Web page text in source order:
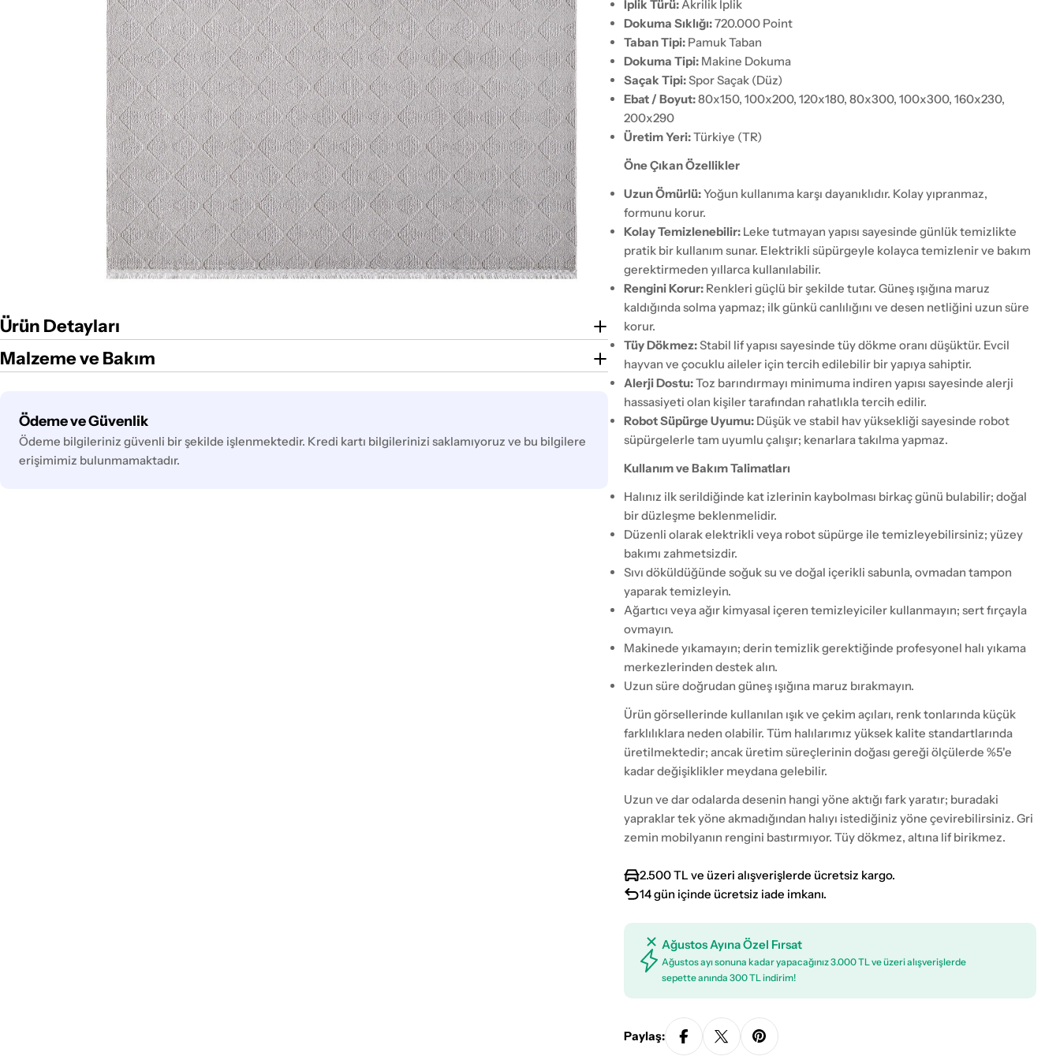
Ürün Detayları
Malzeme ve Bakım
Ödeme ve Güvenlik
Ödeme
yöntemleri
Ödeme bilgileriniz güvenli bir şekilde işlenmektedir. Kredi kartı bilgilerinizi saklamıyoruz ve bu bilgilere
erişimimiz bulunmamaktadır.
İplik Türü:Akrilik İplik
Dokuma Sıklığı:720.000 Point
Taban Tipi: Pamuk Taban
Dokuma Tipi: Makine Dokuma
Saçak Tipi:Spor Saçak (Düz)
Ebat / Boyut:80x150, 100x200, 120x180, 80x300, 100x300, 160x230,
200x290
Üretim Yeri:Türkiye (TR)
Öne Çıkan Özellikler
Uzun Ömürlü:Yoğun kullanıma karşı dayanıklıdır. Kolay yıpranmaz,
formunu korur.
Kolay Temizlenebilir: Leke tutmayan yapısı sayesinde günlük temizlikte
pratik bir kullanım sunar. Elektrikli süpürgeyle kolayca temizlenir ve bakım
gerektirmeden yıllarca kullanılabilir.
Rengini Korur: Renkleri güçlü bir şekilde tutar. Güneş ışığına maruz
kaldığında solma yapmaz; ilk günkü canlılığını ve desen netliğini uzun süre
korur.
Tüy Dökmez:Stabil lif yapısı sayesinde tüy dökme oranı düşüktür. Evcil
hayvan ve çocuklu aileler için tercih edilebilir bir yapıya sahiptir.
Alerji Dostu:Toz barındırmayı minimuma indiren yapısı sayesinde alerji
hassasiyeti olan kişiler tarafından rahatlıkla tercih edilir.
Robot Süpürge Uyumu: Düşük ve stabil hav yüksekliği sayesinde robot
süpürgelerle tam uyumlu çalışır; kenarlara takılma yapmaz.
Kullanım ve Bakım Talimatları
Halınız ilk serildiğinde kat izlerinin kaybolması birkaç günü bulabilir; doğal
bir düzleşme beklenmelidir.
Düzenli olarak elektrikli veya robot süpürge ile temizleyebilirsiniz; yüzey
bakımı zahmetsizdir.
Sıvı döküldüğünde soğuk su ve doğal içerikli sabunla, ovmadan tampon
yaparak temizleyin.
Ağartıcı veya ağır kimyasal içeren temizleyiciler kullanmayın; sert fırçayla
ovmayın.
Makinede yıkamayın; derin temizlik gerektiğinde profesyonel halı yıkama
merkezlerinden destek alın.
Uzun süre doğrudan güneş ışığına maruz bırakmayın.
Ürün görsellerinde kullanılan ışık ve çekim açıları, renk tonlarında küçük
farklılıklara neden olabilir. Tüm halılarımız yüksek kalite standartlarında
üretilmektedir; ancak üretim süreçlerinin doğası gereği ölçülerde %5'e
kadar değişiklikler meydana gelebilir.
Uzun ve dar odalarda desenin hangi yöne aktığı fark yaratır; buradaki
yapraklar tek yöne akmadığından halıyı istediğiniz yöne çevirebilirsiniz. Gri
zemin mobilyanın rengini bastırmıyor. Tüy dökmez, altına lif birikmez.
2.500 TL ve üzeri alışverişlerde ücretsiz kargo.
14 gün içinde ücretsiz iade imkanı.
Ağustos Ayına Özel Fırsat
Ağustos ayı sonuna kadar yapacağınız 3.000 TL ve üzeri alışverişlerde
sepette anında 300 TL indirim!
Paylaş: